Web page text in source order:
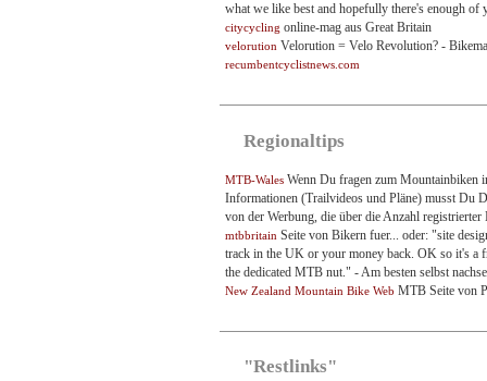
what we like best and hopefully there's enough of
citycycling online-mag aus Great Britain
velorution Velorution = Velo Revolution? -
recumbentcyclistnews.com
Regionaltips
MTB-Wales Wenn Du fragen zum Mountainbiken
Informationen (Trailvideos und Pläne) musst Du
von der Werbung, die über die Anzahl
mtbbritain Seite von Bikern fuer... oder: "site
track in the UK or your money back. OK so it's a
the dedicated MTB nut." - Am besten selbst
New Zealand Mountain Bike Web MTB Seite von
"Restlinks"